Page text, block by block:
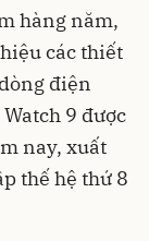
hàng năm,
các thiết
điện
9 được
nay, xuất
thế hệ thứ 8